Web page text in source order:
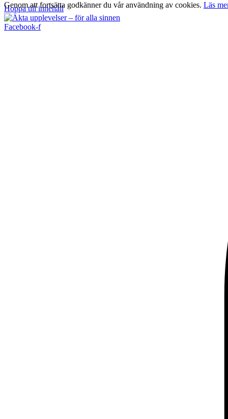
Hoppa till innehåll
Facebook-f
Genom att fortsätta godkänner du vår användning av cookies. Läs